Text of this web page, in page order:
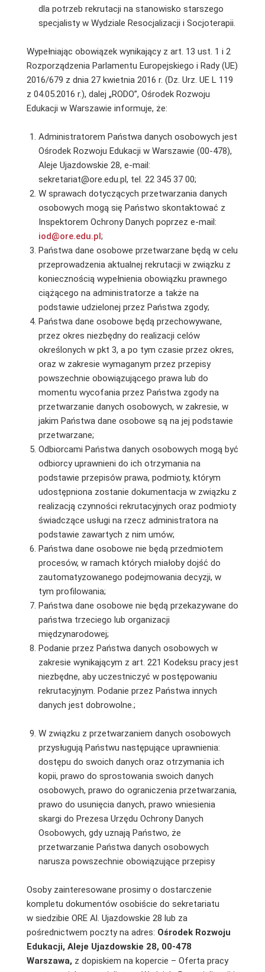
dla potrzeb rekrutacji na stanowisko starszego
specjalisty w Wydziale Resocjalizacji i Socjoterapii.
Wypełniając obowiązek wynikający z art. 13 ust. 1 i 2
Rozporządzenia Parlamentu Europejskiego i Rady (UE)
2016/679 z dnia 27 kwietnia 2016 r. (Dz. Urz. UE L 119
z 04.05.2016 r.), dalej „RODO”, Ośrodek Rozwoju
Edukacji w Warszawie informuje, że:
Administratorem Państwa danych osobowych jest
Ośrodek Rozwoju Edukacji w Warszawie (00-478),
Aleje Ujazdowskie 28, e-mail:
sekretariat@ore.edu.pl, tel. 22 345 37 00;
W sprawach dotyczących przetwarzania danych
osobowych mogą się Państwo skontaktować z
Inspektorem Ochrony Danych poprzez e-mail:
iod@ore.edu.pl;
Państwa dane osobowe przetwarzane będą w celu
przeprowadzenia aktualnej rekrutacji w związku z
koniecznością wypełnienia obowiązku prawnego
ciążącego na administratorze a także na
podstawie udzielonej przez Państwa zgody;
Państwa dane osobowe będą przechowywane,
przez okres niezbędny do realizacji celów
określonych w pkt 3, a po tym czasie przez okres,
oraz w zakresie wymaganym przez przepisy
powszechnie obowiązującego prawa lub do
momentu wycofania przez Państwa zgody na
przetwarzanie danych osobowych, w zakresie, w
jakim Państwa dane osobowe są na jej podstawie
przetwarzane;
Odbiorcami Państwa danych osobowych mogą być
odbiorcy uprawnieni do ich otrzymania na
podstawie przepisów prawa, podmioty, którym
udostępniona zostanie dokumentacja w związku z
realizacją czynności rekrutacyjnych oraz podmioty
świadczące usługi na rzecz administratora na
podstawie zawartych z nim umów;
Państwa dane osobowe nie będą przedmiotem
procesów, w ramach których miałoby dojść do
zautomatyzowanego podejmowania decyzji, w
tym profilowania;
Państwa dane osobowe nie będą przekazywane do
państwa trzeciego lub organizacji
międzynarodowej;
Podanie przez Państwa danych osobowych w
zakresie wynikającym z art. 221 Kodeksu pracy jest
niezbędne, aby uczestniczyć w postępowaniu
rekrutacyjnym. Podanie przez Państwa innych
danych jest dobrowolne.;
W związku z przetwarzaniem danych osobowych
przysługują Państwu następujące uprawnienia:
dostępu do swoich danych oraz otrzymania ich
kopii, prawo do sprostowania swoich danych
osobowych, prawo do ograniczenia przetwarzania,
prawo do usunięcia danych, prawo wniesienia
skargi do Prezesa Urzędu Ochrony Danych
Osobowych, gdy uznają Państwo, że
przetwarzanie Państwa danych osobowych
narusza powszechnie obowiązujące przepisy
Osoby zainteresowane prosimy o dostarczenie
kompletu dokumentów osobiście do sekretariatu
w siedzibie ORE Al. Ujazdowskie 28 lub za
pośrednictwem poczty na adres: Ośrodek Rozwoju
Edukacji, Aleje Ujazdowskie 28, 00-478
Warszawa, z dopiskiem na kopercie – Oferta pracy